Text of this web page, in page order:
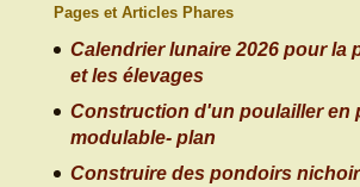
Pages et Articles Phares
Calendrier lunaire 2026 pour la
et les élevages
Construction d'un poulailler en
modulable- plan
Construire des pondoirs